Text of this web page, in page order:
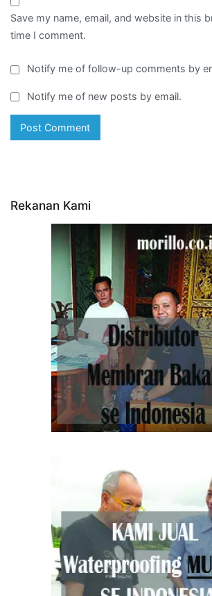
Save my name, email, and website in this
time I comment.
Notify me of follow-up comments by
Notify me of new posts by email.
Rekanan Kami